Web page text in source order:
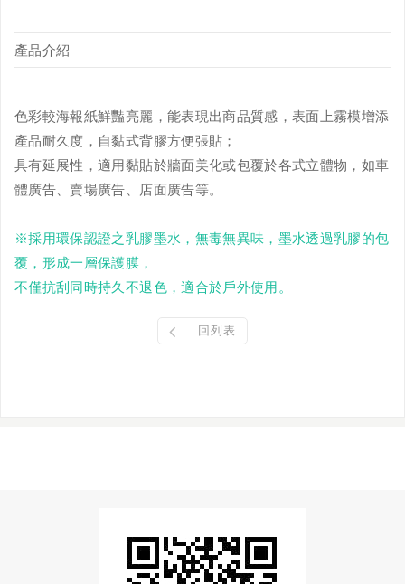
產品介紹
色彩較海報紙鮮豔亮麗，能表現出商品質感，表面上霧模增添
產品耐久度，自黏式背膠方便張貼；
具有延展性，適用黏貼於牆面美化或包覆於各式立體物，如車
體廣告、賣場廣告、店面廣告等。
※採用環保認證之乳膠墨水，無毒無異味，墨水透過乳膠的包
覆，形成一層保護膜，
不僅抗刮同時持久不退色，適合於戶外使用。
回列表